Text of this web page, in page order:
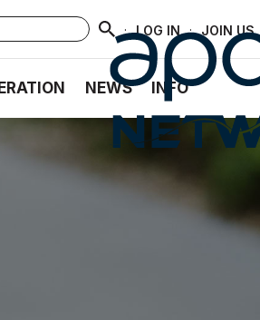
· LOG IN · JOIN US
NEWS INFO